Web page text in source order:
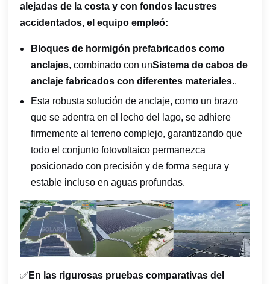
alejadas de la costa y con fondos lacustres
accidentados, el equipo empleó:
Bloques de hormigón prefabricados como
anclajes, combinado con unSistema de cabos de
anclaje fabricados con diferentes materiales..
Esta robusta solución de anclaje, como un brazo
que se adentra en el lecho del lago, se adhiere
firmemente al terreno complejo, garantizando que
todo el conjunto fotovoltaico permanezca
posicionado con precisión y de forma segura y
estable incluso en aguas profundas.
✅ En las rigurosas pruebas comparativas del